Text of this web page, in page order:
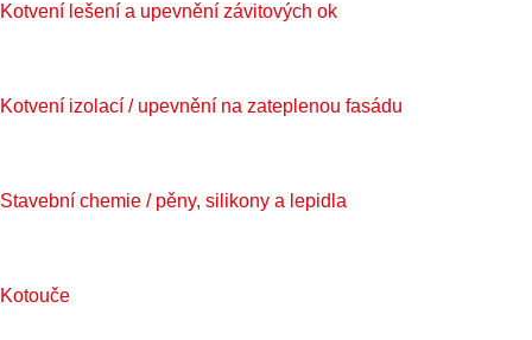
Kotvení lešení a upevnění závitových ok
Kotvení izolací / upevnění na zateplenou fasádu
Stavební chemie / pěny, silikony a lepidla
Kotouče